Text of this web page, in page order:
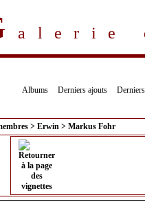
alerie
Albums
Derniers ajouts
> Erwin > Markus Fohr